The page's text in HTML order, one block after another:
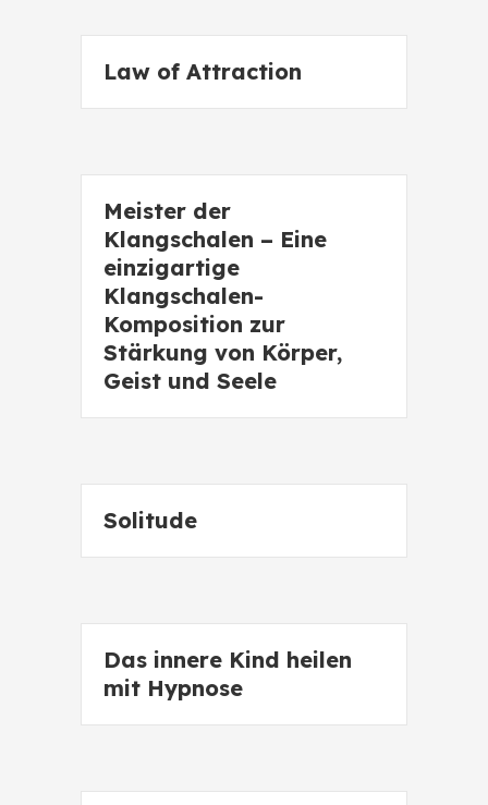
Law of Attraction
Meister der
Klangschalen – Eine
einzigartige
Klangschalen-
Komposition zur
Stärkung von Körper,
Geist und Seele
Solitude
Das innere Kind heilen
mit Hypnose